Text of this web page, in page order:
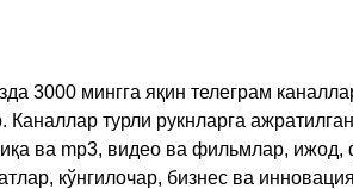
3000 мингга яқин телеграм
турли рукнларга
ва mp3, видео ва фильмлар, ижод,
кўнгилочар, бизнес ва